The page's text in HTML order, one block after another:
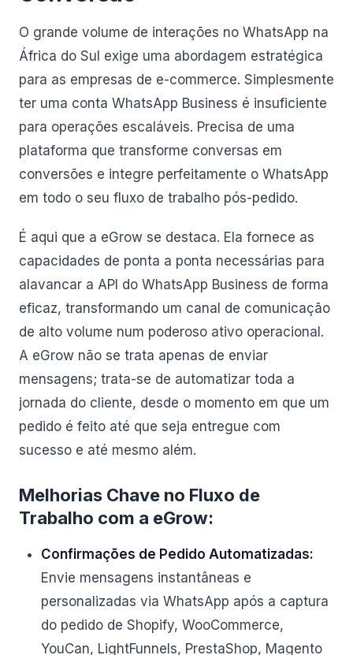
O grande volume de interações no WhatsApp na
África do Sul exige uma abordagem estratégica
para as empresas de e-commerce. Simplesmente
ter uma conta WhatsApp Business é insuficiente
para operações escaláveis. Precisa de uma
plataforma que transforme conversas em
conversões e integre perfeitamente o WhatsApp
em todo o seu fluxo de trabalho pós-pedido.
É aqui que a eGrow se destaca. Ela fornece as
capacidades de ponta a ponta necessárias para
alavancar a API do WhatsApp Business de forma
eficaz, transformando um canal de comunicação
de alto volume num poderoso ativo operacional.
A eGrow não se trata apenas de enviar
mensagens; trata-se de automatizar toda a
jornada do cliente, desde o momento em que um
pedido é feito até que seja entregue com
sucesso e até mesmo além.
Melhorias Chave no Fluxo de
Trabalho com a eGrow:
Confirmações de Pedido Automatizadas:
Envie mensagens instantâneas e
personalizadas via WhatsApp após a captura
do pedido de Shopify, WooCommerce,
YouCan, LightFunnels, PrestaShop, Magento